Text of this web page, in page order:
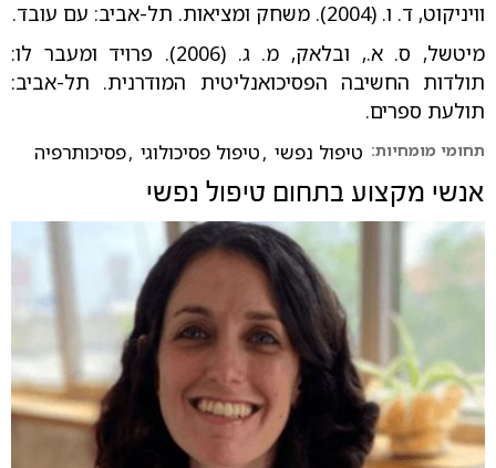
וויניקוט, ד. ו. (2004). משחק ומציאות. תל-אביב: עם עובד.
מיטשל, ס. א., ובלאק, מ. ג. (2006). פרויד ומעבר לו:
תולדות החשיבה הפסיכואנליטית המודרנית. תל-אביב:
תולעת ספרים.
תחומי מומחיות: טיפול נפשי ,טיפול פסיכולוגי ,פסיכותרפיה
אנשי מקצוע בתחום טיפול נפשי